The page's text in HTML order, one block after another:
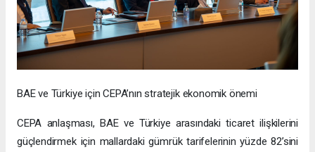
BAE ve Türkiye için CEPA’nın stratejik ekonomik önemi
CEPA anlaşması, BAE ve Türkiye arasındaki ticaret ilişkilerini
güçlendirmek için mallardaki gümrük tarifelerinin yüzde 82’sini